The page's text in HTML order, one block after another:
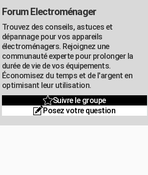
Forum Electroménager
Trouvez des conseils, astuces et
dépannage pour vos appareils
électroménagers. Rejoignez une
communauté experte pour prolonger la
durée de vie de vos équipements.
Économisez du temps et de l'argent en
optimisant leur utilisation.
Suivre le groupe
Posez votre question